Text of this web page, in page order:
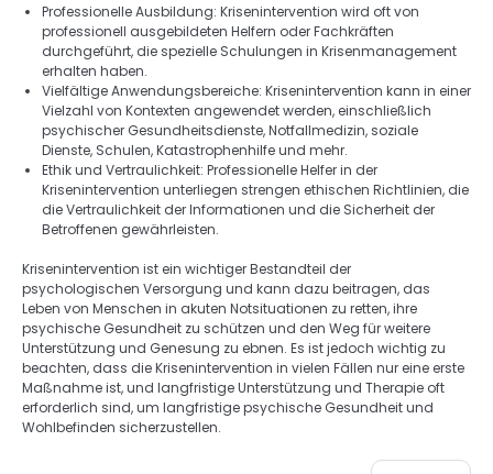
Professionelle Ausbildung: Krisenintervention wird oft von
professionell ausgebildeten Helfern oder Fachkräften
durchgeführt, die spezielle Schulungen in Krisenmanagement
erhalten haben.
Vielfältige Anwendungsbereiche: Krisenintervention kann in einer
Vielzahl von Kontexten angewendet werden, einschließlich
psychischer Gesundheitsdienste, Notfallmedizin, soziale
Dienste, Schulen, Katastrophenhilfe und mehr.
Ethik und Vertraulichkeit: Professionelle Helfer in der
Krisenintervention unterliegen strengen ethischen Richtlinien, die
die Vertraulichkeit der Informationen und die Sicherheit der
Betroffenen gewährleisten.
Krisenintervention ist ein wichtiger Bestandteil der
psychologischen Versorgung und kann dazu beitragen, das
Leben von Menschen in akuten Notsituationen zu retten, ihre
psychische Gesundheit zu schützen und den Weg für weitere
Unterstützung und Genesung zu ebnen. Es ist jedoch wichtig zu
beachten, dass die Krisenintervention in vielen Fällen nur eine erste
Maßnahme ist, und langfristige Unterstützung und Therapie oft
erforderlich sind, um langfristige psychische Gesundheit und
Wohlbefinden sicherzustellen.